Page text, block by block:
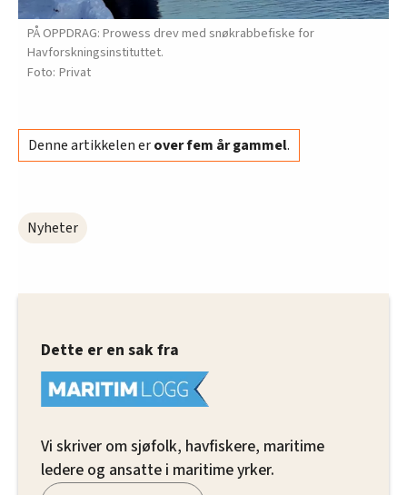
PÅ OPPDRAG: Prowess drev med snøkrabbefiske for
Havforskningsinstituttet.
Privat
Denne artikkelen erover fem år gammel.
Nyheter
Dette er en sak fra
Vi skriver om sjøfolk, havfiskere, maritime
ledere og ansatte i maritime yrker.